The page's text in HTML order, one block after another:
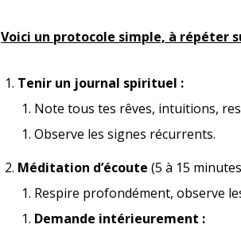
Voici un protocole simple, à répéter
Tenir un journal spirituel :
Note tous tes rêves, intuitions,
Observe les signes récurrents.
Méditation d’écoute (5 à 15
Respire profondément, observe
Demande intérieurement :